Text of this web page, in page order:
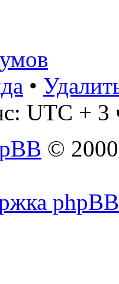
•
UTC + 3
©
phpBB